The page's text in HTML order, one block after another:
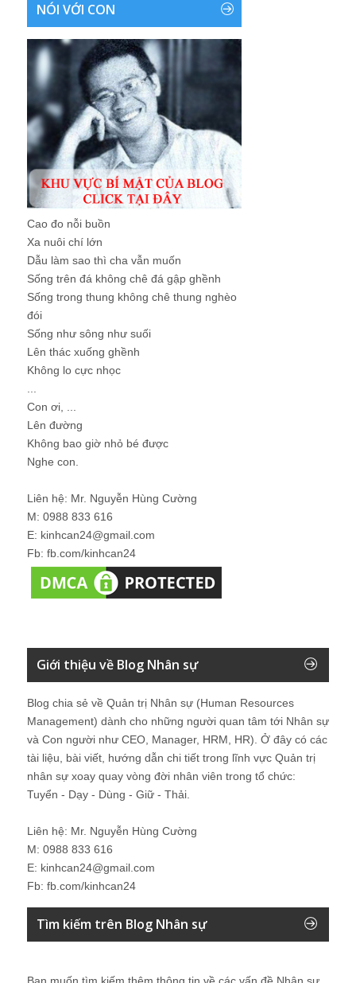
NÓI VỚI CON
Cao đo nỗi buồn
Xa nuôi chí lớn
Dẫu làm sao thì cha vẫn muốn
Sống trên đá không chê đá gập ghềnh
Sống trong thung không chê thung nghèo
đói
Sống như sông như suối
Lên thác xuống ghềnh
Không lo cực nhọc
Con ơi, ...
Lên đường
Không bao giờ nhỏ bé được
Nghe con.
Liên hệ: Mr. Nguyễn Hùng Cường
M: 0988 833 616
E: kinhcan24@gmail.com
Fb: fb.com/kinhcan24
Giới thiệu về Blog Nhân sự
Blog chia sẻ về Quản trị Nhân sự (Human Resources
Management) dành cho những người quan tâm tới Nhân sự
và Con người như CEO, Manager, HRM, HR). Ở đây có các
tài liệu, bài viết, hướng dẫn chi tiết trong lĩnh vực Quản trị
nhân sự xoay quay vòng đời nhân viên trong tổ chức:
Tuyển - Dạy - Dùng - Giữ - Thải.
Liên hệ: Mr. Nguyễn Hùng Cường
M: 0988 833 616
E: kinhcan24@gmail.com
Fb: fb.com/kinhcan24
Tìm kiếm trên Blog Nhân sự
Bạn muốn tìm kiếm thêm thông tin về các vấn đề Nhân sự